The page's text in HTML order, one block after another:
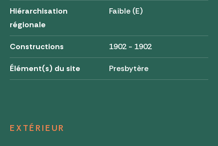
Hiérarchisation
régionale
Faible (E)
Constructions 1902 - 1902
Élément(s) du site Presbytère
EXTÉRIEUR